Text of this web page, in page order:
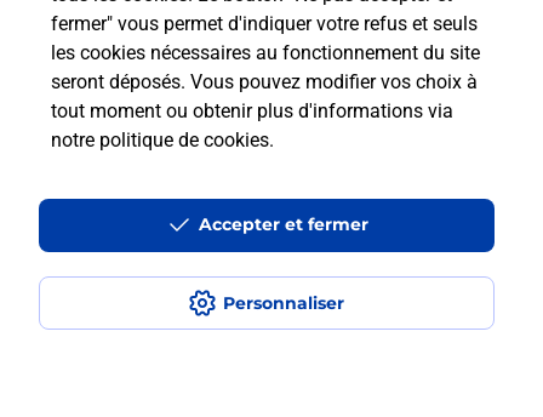
fermer" vous permet d'indiquer votre refus et seuls
les cookies nécessaires au fonctionnement du site
seront déposés. Vous pouvez modifier vos choix à
tout moment ou obtenir plus d'informations via
notre politique de cookies.
Personnaliser
Accepter et fermer
Combien de temps est valable le
code bateau ?
Peut-on passer le permis bateau
avec le CPF ?
Localiser